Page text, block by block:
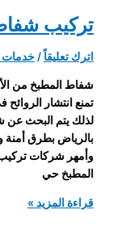
تركيب
اترك تعليقاً /خدمات
شفاط المطبخ من
تمنع انتشار
لذلك يتم البحث
بالرياض بطرق أمنة
وأمهر شركات
المطبخ حي
تركيب
قراءة المزيد »